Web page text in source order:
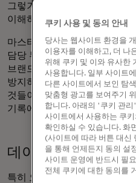
그렇기 때문에 [소규모 기업]
이해하는 것이 매우 중요합니
마스터카드의 비즈니스 개발,
담당 부사장인 론 탈워카는 "
브랜드 평판을 높이는 동시에
방지하는 데 도움이 됩니다."
것들이 있습니다. 이를 잃으면
기록에 남고 싶지 않으실 겁니
데이터를 활용하여
특히 오늘날과 같은 인플레이
쿠키 사용 및 동의 안내
당사는 웹사이트 환경을
이용자를 이해하고, 더 나
위해 쿠키 및 이와 유사한
사용합니다. 일부 사이트
다른 사이트에서 보인 탐
맞춤형 광고를 보여주기
합니다. 아래의 '쿠키 관
사이트에서 사용하는 쿠
확인하실 수 있습니다. 화
(사이트에 따라 버튼 대신
을 통해 언제든지 동의 설
사이트 운영에 반드시 필
전체 쿠키에 대한 동의를